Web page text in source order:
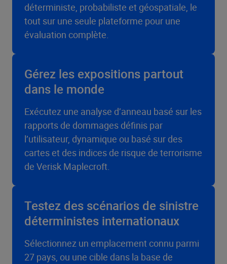
déterministe, probabiliste et géospatiale, le
tout sur une seule plateforme pour une
évaluation complète.
Gérez les expositions partout
dans le monde
Exécutez une analyse d’anneau basé sur les
rapports de dommages définis par
l’utilisateur, dynamique ou basé sur des
cartes et des indices de risque de terrorisme
de Verisk Maplecroft.
Testez des scénarios de sinistre
déterministes internationaux
Sélectionnez un emplacement connu parmi
27 pays, ou une cible dans la base de